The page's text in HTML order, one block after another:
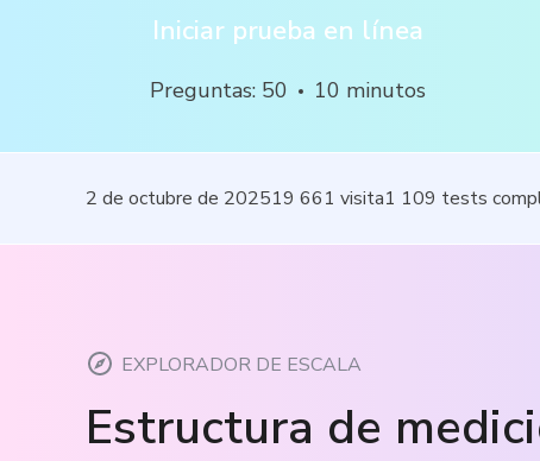
Iniciar prueba en línea
Preguntas: 50 10 minutos
2 de octubre de 202519 661 visita1 109 tests
EXPLORADOR DE ESCALA
Estructura de